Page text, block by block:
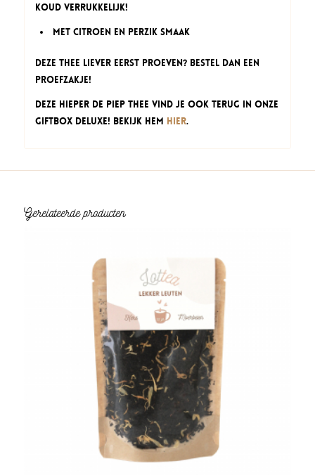
koud verrukkelijk!
Met citroen en perzik smaak
Deze thee liever eerst proeven? Bestel dan een
proefzakje!
Deze Hieper de Piep thee vind je ook terug in onze
Giftbox Deluxe! Bekijk hem hier.
Gerelateerde producten